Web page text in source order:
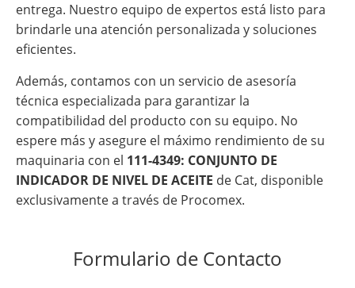
entrega. Nuestro equipo de expertos está listo para
brindarle una atención personalizada y soluciones
eficientes.
Además, contamos con un servicio de asesoría
técnica especializada para garantizar la
compatibilidad del producto con su equipo. No
espere más y asegure el máximo rendimiento de su
maquinaria con el 111-4349: CONJUNTO DE
INDICADOR DE NIVEL DE ACEITE de Cat, disponible
exclusivamente a través de Procomex.
Formulario de Contacto